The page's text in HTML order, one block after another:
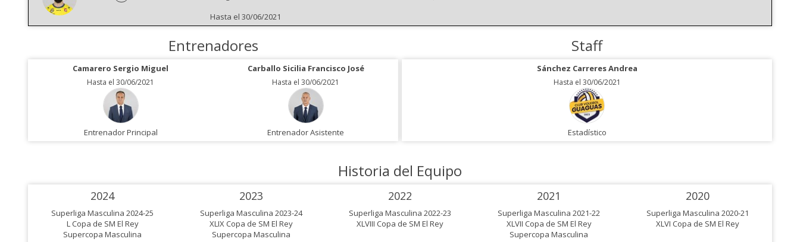
Hasta el 30/06/2021
Entrenadores
Camarero Sergio Miguel
Hasta el 30/06/2021
Entrenador Principal
Carballo Sicilia Francisco José
Hasta el 30/06/2021
Entrenador Asistente
Staff
Sánchez Carreres Andrea
Hasta el 30/06/2021
Estadístico
Historia del Equipo
2024
Superliga Masculina 2024-25
L Copa de SM El Rey
Supercopa Masculina
2023
Superliga Masculina 2023-24
XLIX Copa de SM El Rey
Supercopa Masculina
2022
Superliga Masculina 2022-23
XLVIII Copa de SM El Rey
2021
Superliga Masculina 2021-22
XLVII Copa de SM El Rey
Supercopa Masculina
2020
Superliga Masculina 2020-21
XLVI Copa de SM El Rey